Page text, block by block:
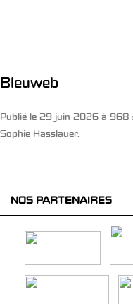
Bleuweb
Publié le 29 juin 2026 à 968
Sophie Hasslauer.
NOS PARTENAIRES